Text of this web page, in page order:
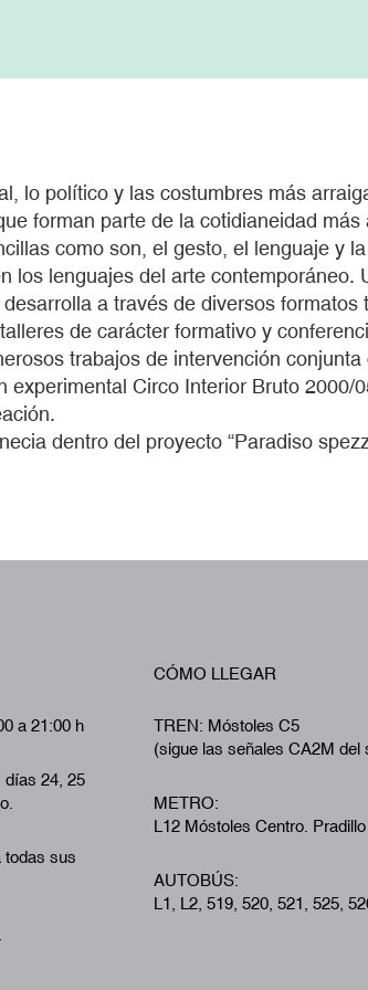
lo político y las costumbres más
forman parte de la cotidianeidad
como son, el gesto, el lenguaje y
lenguajes del arte
a través de diversos
de carácter formativo y
trabajos de intervención
Circo Interior Bruto
dentro del proyecto “Paradiso
a 21:00 h
días 24, 25
todas sus
CÓMO LLEGAR
TREN: Móstoles C5
(sigue las señales CA2M del
METRO:
L12 Móstoles Centro. Pradillo
AUTOBÚS:
L1, L2, 519, 520, 521, 525,